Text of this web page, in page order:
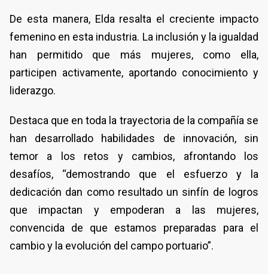
De esta manera, Elda resalta el creciente impacto
femenino en esta industria. La inclusión y la igualdad
han permitido que más mujeres, como ella,
participen activamente, aportando conocimiento y
liderazgo.
Destaca que en toda la trayectoria de la compañía se
han desarrollado habilidades de innovación, sin
temor a los retos y cambios, afrontando los
desafíos, “demostrando que el esfuerzo y la
dedicación dan como resultado un sinfín de logros
que impactan y empoderan a las mujeres,
convencida de que estamos preparadas para el
cambio y la evolución del campo portuario”.